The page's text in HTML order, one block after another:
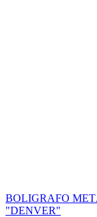
BOLIGRAFO
"DENVER"